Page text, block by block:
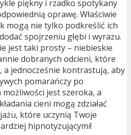
piękny i rzadko spotykany
oprawę. Właściwie
mogą nie tylko podkreślić ich
spojrzeniu głębi i wyrazu.
jest taki prosty – niebieskie
dobranych odcieni, które
a jednocześnie kontrastują, aby
pomarańczy po
jest szeroka, a
cieni mogą zdziałać
które uczynią Twoje
hipnotyzującymi!